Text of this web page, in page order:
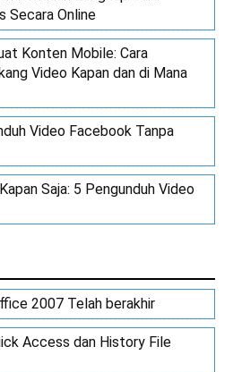
Secara Online
Konten Mobile: Cara
Video Kapan dan di Mana
Video Facebook Tanpa
Saja: 5 Pengunduh Video
2007 Telah berakhir
Access dan History File